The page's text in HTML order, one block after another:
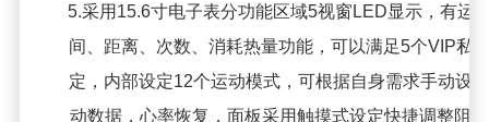
5.采用15.6寸电子表分功能区域5视窗LED显示，有运
间、距离、次数、消耗热量功能，可以满足5个VIP私
定，内部设定12个运动模式，可根据自身需求手动设
动数据，心率恢复，面板采用触摸式设定快捷调整阻